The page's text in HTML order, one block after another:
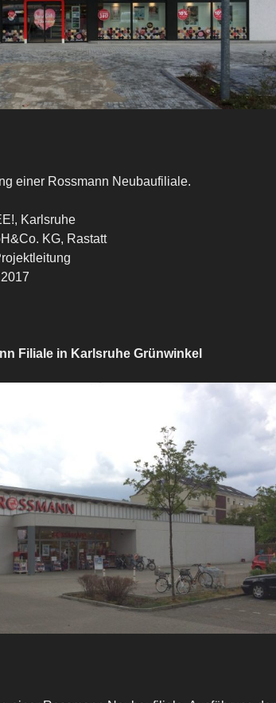
einer Rossmann Neubaufiliale.
Karlsruhe
KG, Rastatt
Filiale in Karlsruhe Grünwinkel